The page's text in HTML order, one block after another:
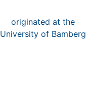
originated at the
University of Bamberg